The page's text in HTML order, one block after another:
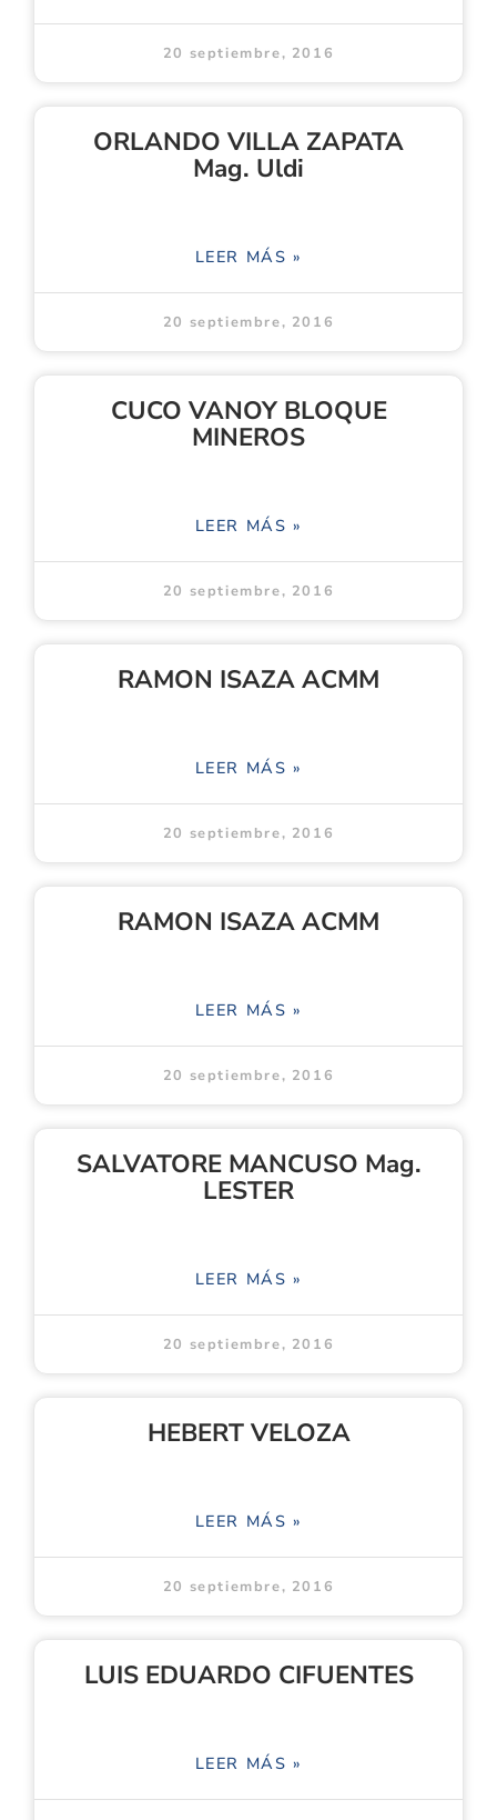
20 septiembre, 2016
ORLANDO VILLA ZAPATA
Mag. Uldi
LEER MÁS »
20 septiembre, 2016
CUCO VANOY BLOQUE
MINEROS
LEER MÁS »
20 septiembre, 2016
RAMON ISAZA ACMM
LEER MÁS »
20 septiembre, 2016
RAMON ISAZA ACMM
LEER MÁS »
20 septiembre, 2016
SALVATORE MANCUSO Mag.
LESTER
LEER MÁS »
20 septiembre, 2016
HEBERT VELOZA
LEER MÁS »
20 septiembre, 2016
LUIS EDUARDO CIFUENTES
LEER MÁS »